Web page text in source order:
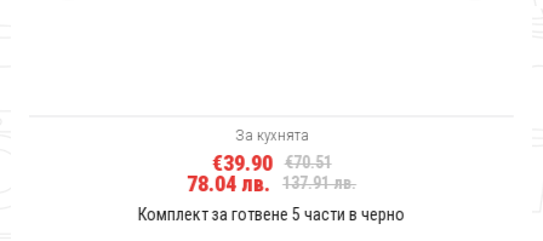
За кухнята
€39.90 €70.51
78.04 лв.
137.91 лв.
Комплект за готвене 5 части в черно